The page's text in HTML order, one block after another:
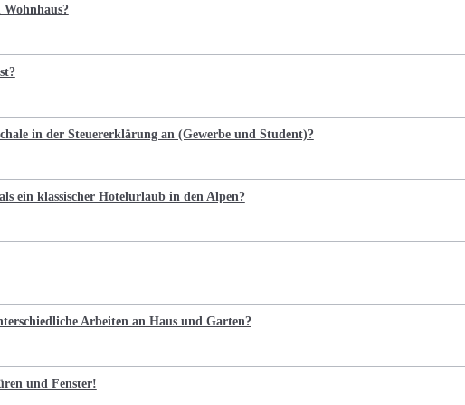
in der Steuererklärung an (Gewerbe und Student)?
ein klassischer Hotelurlaub in den Alpen?
Arbeiten an Haus und Garten?
und Fenster!